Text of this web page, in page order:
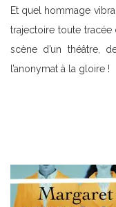
Et quel hommage
trajectoire toute tracée
scène d’un théâtre,
l’anonymat à la gloire !